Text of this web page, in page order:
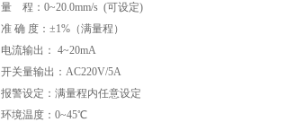
量 程：0~20.0mm/s (可设定)
准 确 度：±1%（满量程）
电流输出： 4~20mA
开关量输出：AC220V/5A
报警设定：满量程内任意设定
环境温度：0~45℃